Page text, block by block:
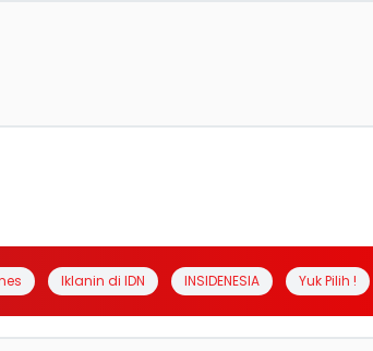
Iklanin di IDN INSIDENESIA Yuk Pilih !